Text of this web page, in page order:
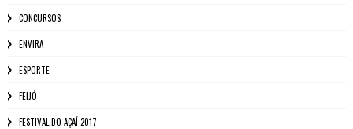
CONCURSOS
ENVIRA
ESPORTE
FEIJÓ
FESTIVAL DO AÇAÍ 2017